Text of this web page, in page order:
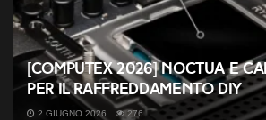
[COMPUTEX 2026] Noctua e
per il raffreddamento DIY
2 GIUGNO 2026 276